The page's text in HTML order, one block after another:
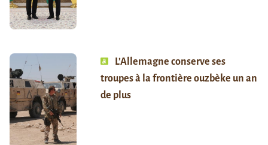
L’Allemagne conserve ses
troupes à la frontière ouzbèke un an
de plus